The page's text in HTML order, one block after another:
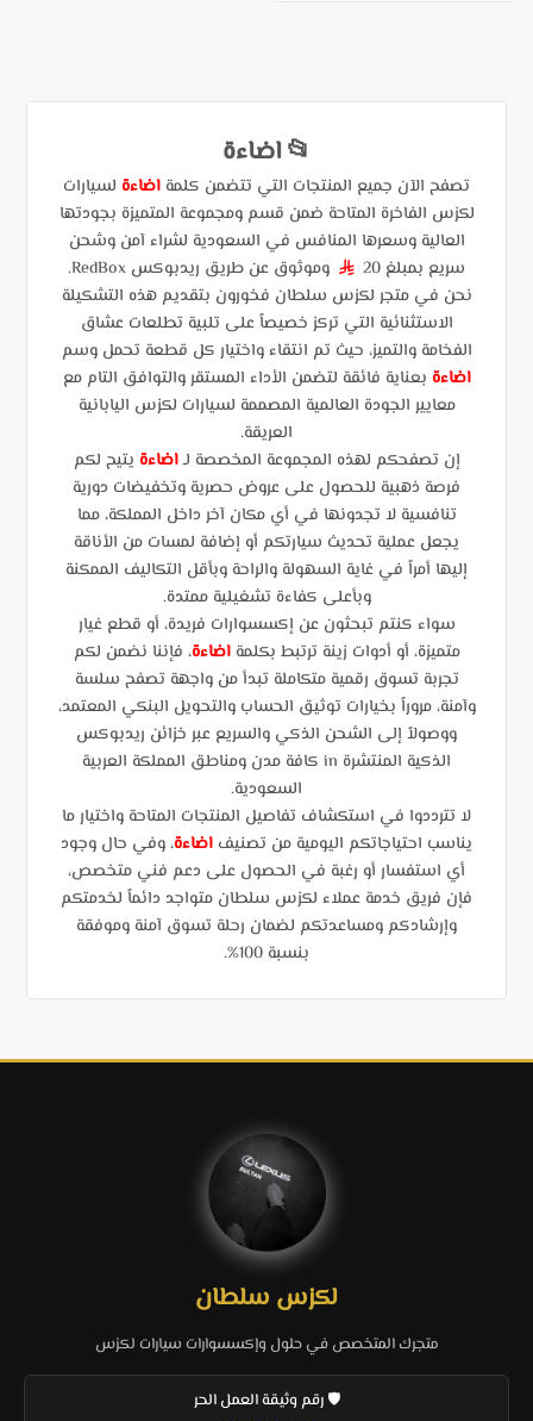
📂 اضاءة
تصفح الآن جميع المنتجات التي تتضمن كلمة اضاءة لسيارات
لكزس الفاخرة المتاحة ضمن قسم ومجموعة المتميزة بجودتها
العالية وسعرها المنافس في السعودية لشراء آمن وشحن
سريع بمبلغ 20
§ وموثوق عن طريق ريدبوكس RedBox.
نحن في متجر لكزس سلطان فخورون بتقديم هذه التشكيلة
الاستثنائية التي تركز خصيصاً على تلبية تطلعات عشاق
الفخامة والتميز، حيث تم انتقاء واختيار كل قطعة تحمل وسم
اضاءة بعناية فائقة لتضمن الأداء المستقر والتوافق التام مع
معايير الجودة العالمية المصممة لسيارات لكزس اليابانية
العريقة.
إن تصفحكم لهذه المجموعة المخصصة لـاضاءة يتيح لكم
فرصة ذهبية للحصول على عروض حصرية وتخفيضات دورية
تنافسية لا تجدونها في أي مكان آخر داخل المملكة، مما
يجعل عملية تحديث سيارتكم أو إضافة لمسات من الأناقة
إليها أمراً في غاية السهولة والراحة وبأقل التكاليف الممكنة
وبأعلى كفاءة تشغيلية ممتدة.
سواء كنتم تبحثون عن إكسسوارات فريدة، أو قطع غيار
متميزة، أو أدوات زينة ترتبط بكلمةاضاءة، فإننا نضمن لكم
تجربة تسوق رقمية متكاملة تبدأ من واجهة تصفح سلسة
وآمنة، مروراً بخيارات توثيق الحساب والتحويل البنكي المعتمد،
ووصولاً إلى الشحن الذكي والسريع عبر خزائن ريدبوكس
الذكية المنتشرة in كافة مدن ومناطق المملكة العربية
السعودية.
لا تترددوا في استكشاف تفاصيل المنتجات المتاحة واختيار ما
يناسب احتياجاتكم اليومية من تصنيف اضاءة، وفي حال وجود
أي استفسار أو رغبة في الحصول على دعم فني متخصص،
فإن فريق خدمة عملاء لكزس سلطان متواجد دائماً لخدمتكم
وإرشادكم ومساعدتكم لضمان رحلة تسوق آمنة وموفقة
بنسبة 100%.
لكزس سلطان
متجرك المتخصص في حلول وإكسسوارات سيارات لكزس
🛡️ رقم وثيقة العمل الحر